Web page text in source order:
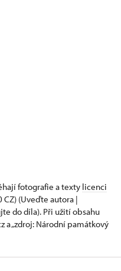
fotografie a texty licenci
CZ) (Uveďte autora |
do díla). Při užití obsahu
a „zdroj: Národní památkový